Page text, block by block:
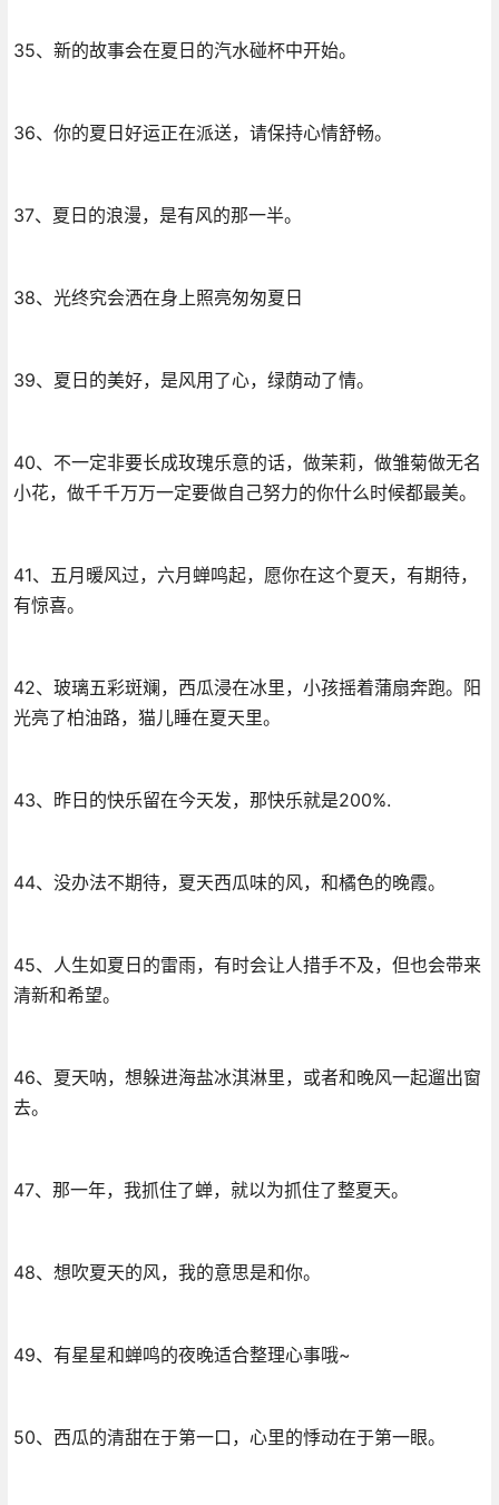
35、新的故事会在夏日的汽水碰杯中开始。
36、你的夏日好运正在派送，请保持心情舒畅。
37、夏日的浪漫，是有风的那一半。
38、光终究会洒在身上照亮匆匆夏日
39、夏日的美好，是风用了心，绿荫动了情。
40、不一定非要长成玫瑰乐意的话，做茉莉，做雏菊做无名
小花，做千千万万一定要做自己努力的你什么时候都最美。
41、五月暖风过，六月蝉鸣起，愿你在这个夏天，有期待，
有惊喜。
42、玻璃五彩斑斓，西瓜浸在冰里，小孩摇着蒲扇奔跑。阳
光亮了柏油路，猫儿睡在夏天里。
43、昨日的快乐留在今天发，那快乐就是200%.
44、没办法不期待，夏天西瓜味的风，和橘色的晚霞。
45、人生如夏日的雷雨，有时会让人措手不及，但也会带来
清新和希望。
46、夏天呐，想躲进海盐冰淇淋里，或者和晚风一起遛出窗
去。
47、那一年，我抓住了蝉，就以为抓住了整夏天。
48、想吹夏天的风，我的意思是和你。
49、有星星和蝉鸣的夜晚适合整理心事哦~
50、西瓜的清甜在于第一口，心里的悸动在于第一眼。